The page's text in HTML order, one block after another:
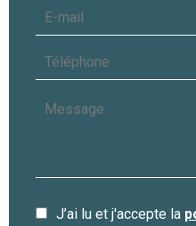
J’ai lu et j'accepte la